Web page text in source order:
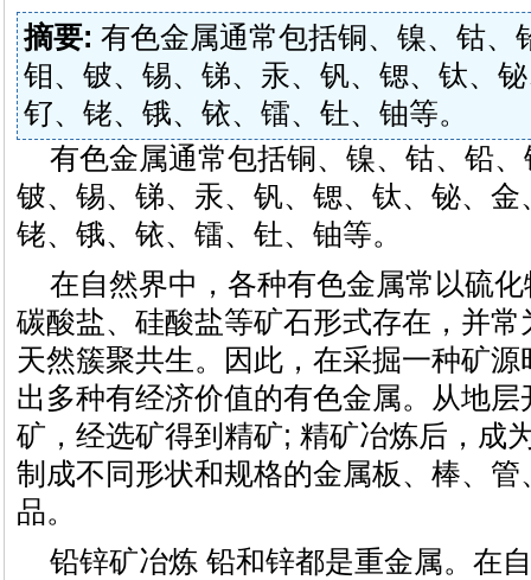
摘要: 有色金属通常包括铜、镍、钴、
钼、铍、锡、锑、汞、钒、锶、钛、
钌、铑、锇、铱、镭、钍、铀等。
有色金属通常包括铜、镍、钴、铅
铍、锡、锑、汞、钒、锶、钛、铋、
铑、锇、铱、镭、钍、铀等。
在自然界中，各种有色金属常以硫
碳酸盐、硅酸盐等矿石形式存在，并
天然簇聚共生。因此，在采掘一种矿
出多种有经济价值的有色金属。从地
矿，经选矿得到精矿; 精矿冶炼后，成
制成不同形状和规格的金属板、棒、
品。
铅锌矿冶炼 铅和锌都是重金属。在